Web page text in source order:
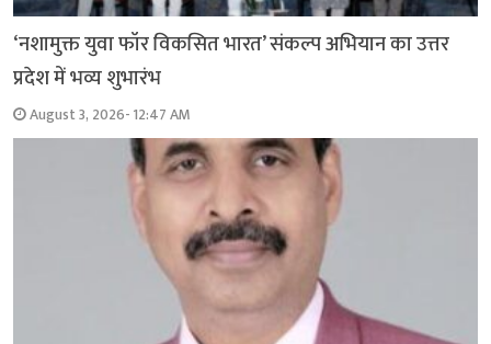
‘नशामुक्त युवा फॉर विकसित भारत’ संकल्प अभियान का उत्तर
प्रदेश में भव्य शुभारंभ
August 3, 2026- 12:47 AM